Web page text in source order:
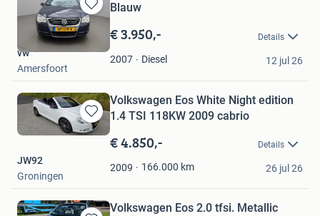
Bewaren
in
Mijn
Favorieten
Blauw
€ 3.950,- Details
2007 Diesel
vw
Amersfoort
12 jul 26
Bewaren
in
Favorieten
Volkswagen Eos White Night edition
1.4 TSI 118KW 2009 cabrio
€ 4.850,- Details
2009 166.000 km
JW92
Groningen
26 jul 26
Volkswagen Eos 2.0 tfsi. Metallic